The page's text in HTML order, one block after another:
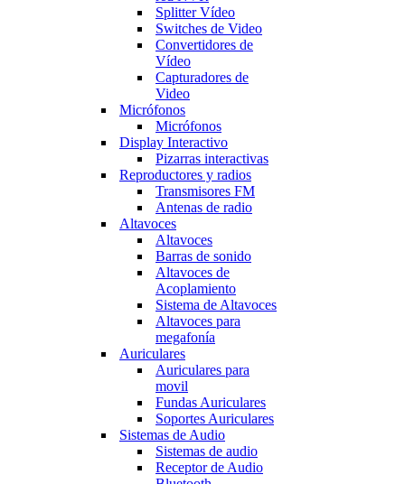
Splitter Vídeo
Switches de Video
Convertidores de
Vídeo
Capturadores de
Video
Micrófonos
Micrófonos
Display Interactivo
Pizarras interactivas
Reproductores y radios
Transmisores FM
Antenas de radio
Altavoces
Altavoces
Barras de sonido
Altavoces de
Acoplamiento
Sistema de Altavoces
Altavoces para
megafonía
Auriculares
Auriculares para
movil
Fundas Auriculares
Soportes Auriculares
Sistemas de Audio
Sistemas de audio
Receptor de Audio